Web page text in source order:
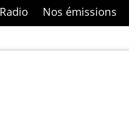
Radio Nos émissions